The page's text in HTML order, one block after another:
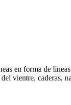
en forma de
vientre, caderas,